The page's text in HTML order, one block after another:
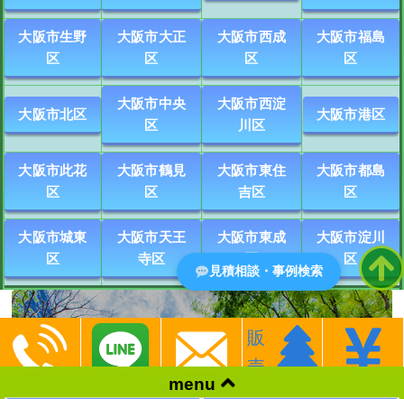
大阪市生野
区
大阪市大正
区
大阪市西成
区
大阪市福島
区
大阪市北区
大阪市中央
区
大阪市西淀
川区
大阪市港区
大阪市此花
区
大阪市鶴見
区
大阪市東住
吉区
大阪市都島
区
大阪市城東
区
大阪市天王
寺区
大阪市東成
大阪市淀川
区
お庭づくりは
こちらをご覧ください
menu
販
売
見積相談・事例検索